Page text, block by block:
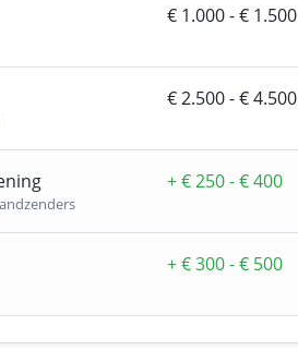
€ 1.000 - € 1.500
€ 2.500 - € 4.500
+ € 250 - € 400
+ € 300 - € 500